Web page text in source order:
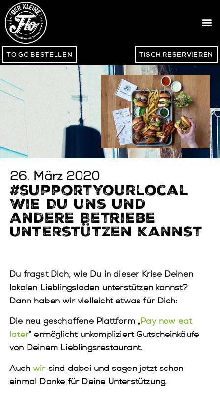
TO GO BESTELLEN TISCH RESERVIEREN
26. März 2020
#supportyourlocal
Wie Du uns und
andere Betriebe
unterstützen kannst
Du fragst Dich, wie Du in dieser Krise Deinen
lokalen Lieblingsladen unterstützen kannst?
Dann haben wir vielleicht etwas für Dich:
Die neu geschaffene Plattform „Pay now eat
later“ ermöglicht unkompliziert Gutscheinkäufe
von Deinem Lieblingsrestaurant.
Auch wirsind dabei und sagen jetzt schon
einmal Danke für Deine Unterstützung.